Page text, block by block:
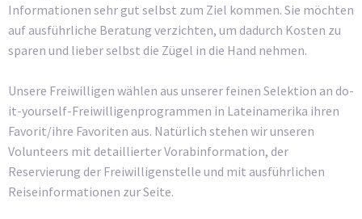
Informationen sehr gut selbst zum Ziel kommen. Sie möchten
auf ausführliche Beratung verzichten, um dadurch Kosten zu
sparen und lieber selbst die Zügel in die Hand nehmen.
Unsere Freiwilligen wählen aus unserer feinen Selektion an do-
it-yourself-Freiwilligenprogrammen in Lateinamerika ihren
Favorit/ihre Favoriten aus. Natürlich stehen wir unseren
Volunteers mit detaillierter Vorabinformation, der
Reservierung der Freiwilligenstelle und mit ausführlichen
Reiseinformationen zur Seite.